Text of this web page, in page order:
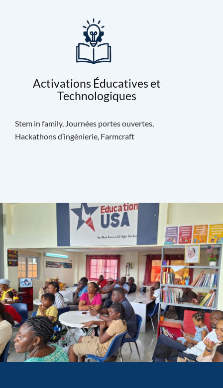
Activations Éducatives et
Technologiques
Stem in family, Journées portes ouvertes,
Hackathons d’ingénierie, Farmcraft